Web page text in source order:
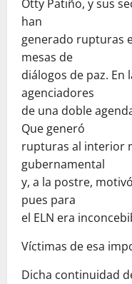
Otty Patiño, y sus
han
generado rupturas
mesas de
diálogos de paz. En
agenciadores
de una doble
Que generó
rupturas al interior
gubernamental
y, a la postre,
pues para
el ELN era
Víctimas de esa
Dicha continuidad